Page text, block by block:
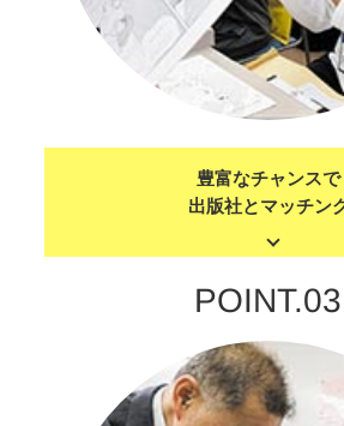
豊富なチャンスで
出版社とマッチン
POINT.03